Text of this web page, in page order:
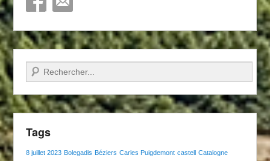
Recherche
Tags
8 juillet 2023 Bolegadis Béziers Carles Puigdemont castell Catalogne